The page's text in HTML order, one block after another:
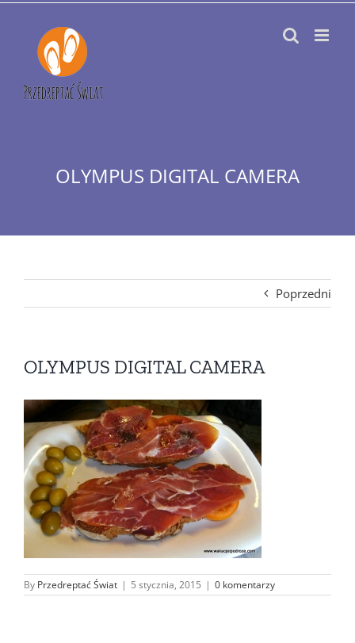
Przejdź
zawartości
OLYMPUS DIGITAL CAMERA
Poprzedni
OLYMPUS DIGITAL CAMERA
By Przedreptać Świat | 5 stycznia, 2015 | 0 komentarzy